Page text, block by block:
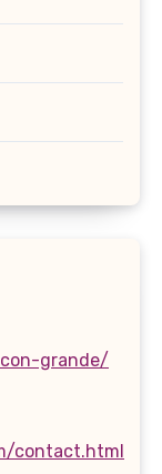
grande/
contact.html